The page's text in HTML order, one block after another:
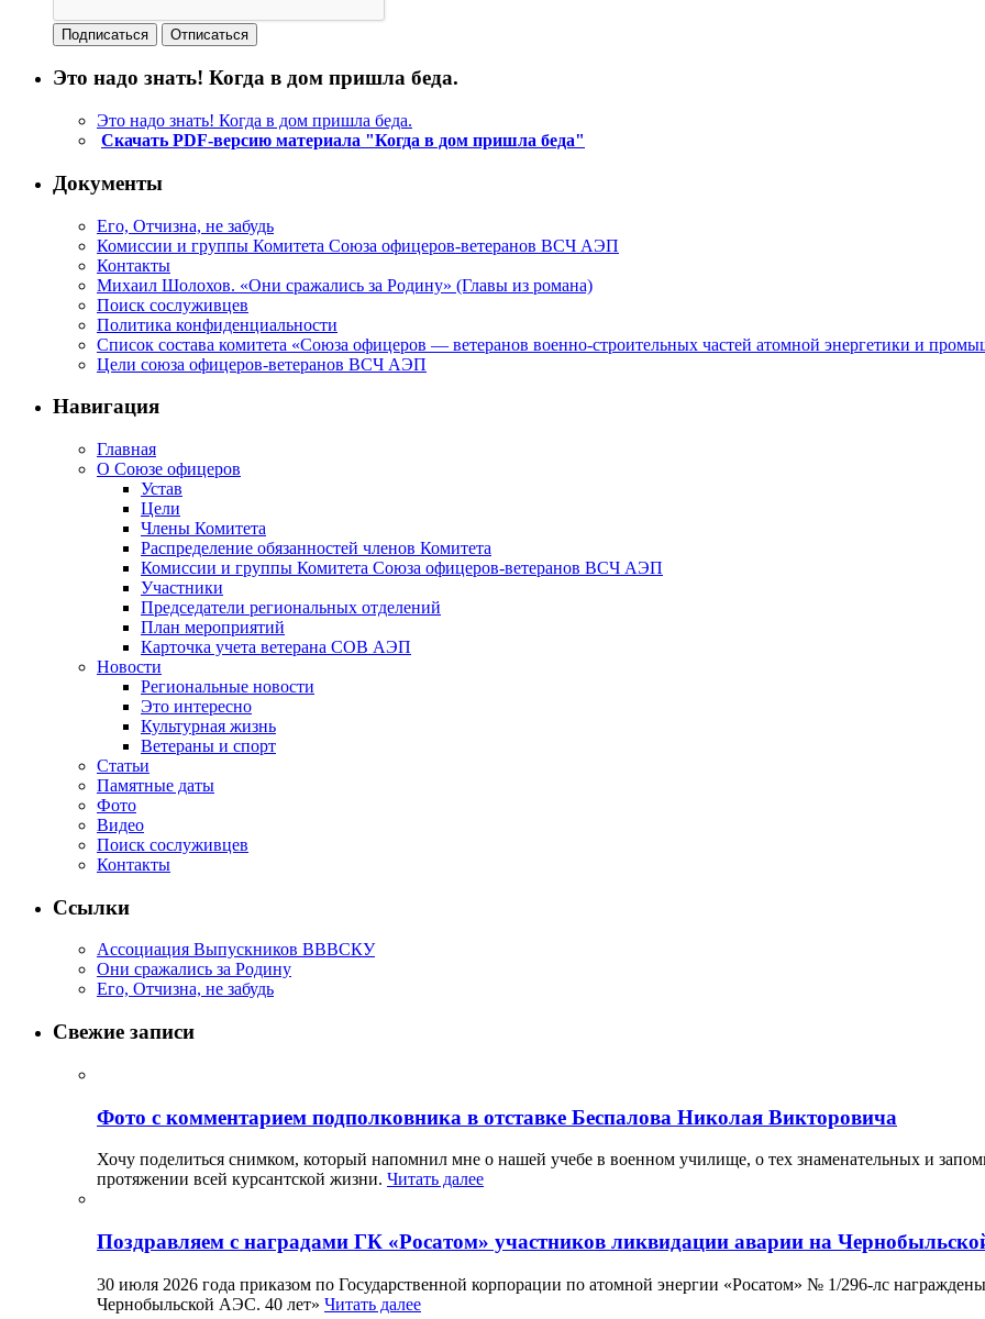
Это надо знать! Когда в дом пришла беда.
Это надо знать! Когда в дом пришла беда.
Скачать PDF-версию материала "Когда в дом пришла беда"
Документы
Его, Отчизна, не забудь
Комиссии и группы Комитета Союза офицеров-ветеранов ВСЧ АЭП
Контакты
Михаил Шолохов. «Они сражались за Родину» (Главы из романа)
Поиск сослуживцев
Политика конфиденциальности
Список состава комитета «Союза офицеров — ветеранов военно-строительных частей атомной энергетики и
Цели союза офицеров-ветеранов ВСЧ АЭП
Навигация
Главная
О Союзе офицеров
Устав
Цели
Члены Комитета
Распределение обязанностей членов Комитета
Комиссии и группы Комитета Союза офицеров-ветеранов ВСЧ АЭП
Участники
Председатели региональных отделений
План мероприятий
Карточка учета ветерана CОВ АЭП
Новости
Региональные новости
Это интересно
Культурная жизнь
Ветераны и спорт
Статьи
Памятные даты
Фото
Видео
Поиск сослуживцев
Контакты
Ссылки
Ассоциация Выпускников ВВВСКУ
Они сражались за Родину
Его, Отчизна, не забудь
Свежие записи
Фото с комментарием подполковника в отставке Беспалова Николая Викторовича
Хочу поделиться снимком, который напомнил мне о нашей учебе в военном училище, о тех знаменательных и
протяжении всей курсантской жизни. Читать далее
Поздравляем с наградами ГК «Росатом» участников ликвидации аварии на
30 июля 2026 года приказом по Государственной корпорации по атомной энергии «Росатом» № 1/296-лс
Чернобыльской АЭС. 40 лет» Читать далее